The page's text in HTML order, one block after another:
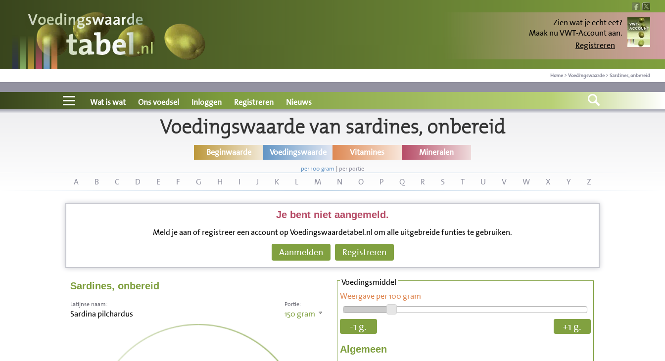
Zien wat je echt eet?
Maak nu VWT-Account aan.
Registreren
Home > Voedingswaarde > Sardines, onbereid
Voedingswaarde
Wat is wat?
Ons voedsel
Wat is wat Ons voedsel Inloggen Registreren Nieuws
Voedingswaarde van sardines, onbereid
Beginwaarde Voedingswaarde Vitamines Mineralen
per 100 gram | per portie
A B C D E F G H I J K L M N O P Q R S T U V W X Y Z
Je bent niet aangemeld.
Meld je aan of registreer een account op Voedingswaardetabel.nl om alle uitgebreide funties te gebruiken.
Aanmelden Registreren
Sardines, onbereid
Portie:
150 gram
Latijnse naam:
Sardina pilchardus
Voedingsmiddel
Weergave per 100 gram
-1 g. +1 g.
Algemeen